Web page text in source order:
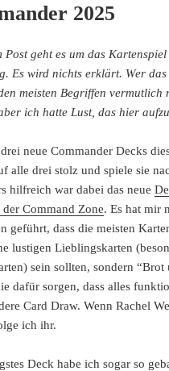
2025
Post geht es um das
Es wird nichts erklärt. Wer das
meisten Begriffen vermutlich
ich hatte Lust, das hier
neue Commander Decks
alle drei stolz und spiele sie
hilfreich war dabei das neue
der Command Zone. Es hat mir
geführt, dass die meisten
lustigen Lieblingskarten
sein sollten, sondern “Brot
dafür sorgen, dass alles
Card Draw. Wenn Rachel
ich ihr.
Deck habe ich sogar so